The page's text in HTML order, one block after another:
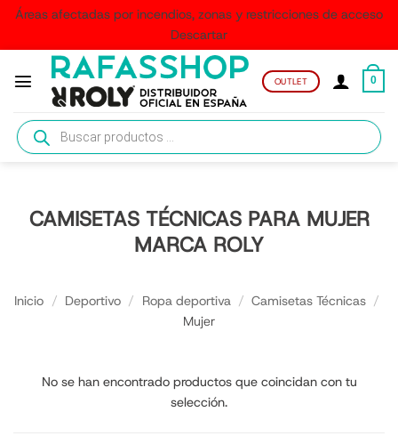
Áreas afectadas por incendios, zonas y restricciones de acceso
Descartar
contenido
OUTLET 0
Búsqueda
de
productos
CAMISETAS TÉCNICAS PARA MUJER
MARCA ROLY
Inicio / Deportivo / Ropa deportiva / Camisetas Técnicas /
Mujer
No se han encontrado productos que coincidan con tu
selección.